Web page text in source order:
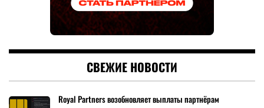
СВЕЖИЕ НОВОСТИ
Royal Partners возобновляет выплаты партнёрам